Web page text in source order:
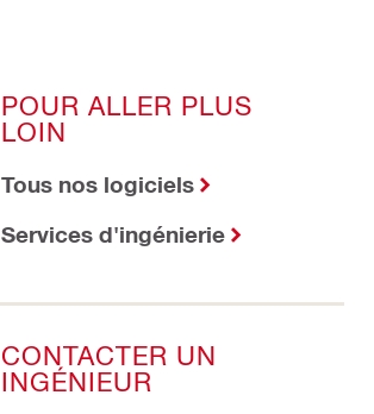
POUR ALLER PLUS
LOIN
Tous nos logiciels
Services d'ingénierie
CONTACTER UN
INGÉNIEUR